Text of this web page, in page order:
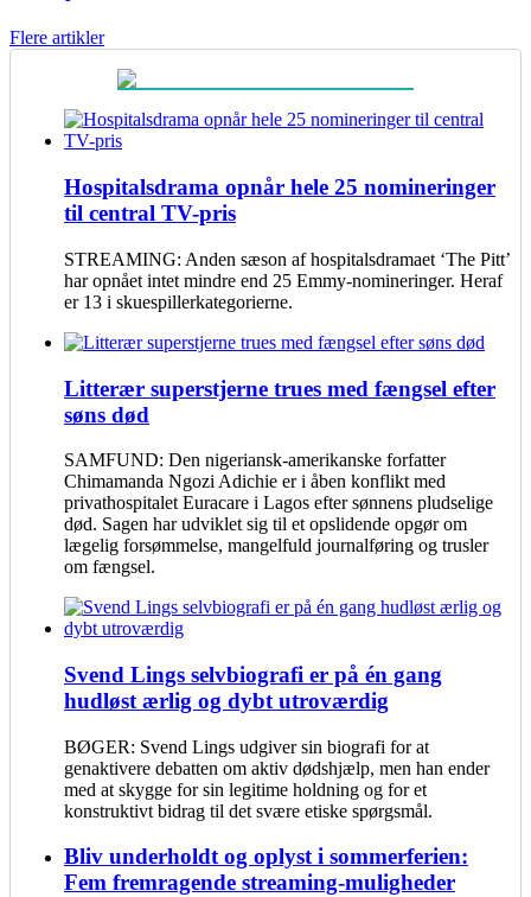
Flere artikler
Hospitalsdrama opnår hele 25 nomineringer
til central TV-pris
STREAMING: Anden sæson af hospitalsdramaet ‘The Pitt’
har opnået intet mindre end 25 Emmy-nomineringer. Heraf
er 13 i skuespillerkategorierne.
Litterær superstjerne trues med fængsel efter
søns død
SAMFUND: Den nigeriansk-amerikanske forfatter
Chimamanda Ngozi Adichie er i åben konflikt med
privathospitalet Euracare i Lagos efter sønnens pludselige
død. Sagen har udviklet sig til et opslidende opgør om
lægelig forsømmelse, mangelfuld journalføring og trusler
om fængsel.
Svend Lings selvbiografi er på én gang
hudløst ærlig og dybt utroværdig
BØGER: Svend Lings udgiver sin biografi for at
genaktivere debatten om aktiv dødshjælp, men han ender
med at skygge for sin legitime holdning og for et
konstruktivt bidrag til det svære etiske spørgsmål.
Bliv underholdt og oplyst i sommerferien:
Fem fremragende streaming-muligheder